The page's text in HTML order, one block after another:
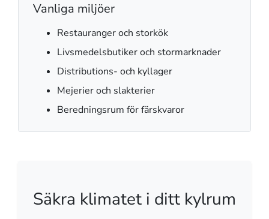
Vanliga miljöer
Restauranger och storkök
Livsmedelsbutiker och stormarknader
Distributions- och kyllager
Mejerier och slakterier
Beredningsrum för färskvaror
Säkra klimatet i ditt kylrum